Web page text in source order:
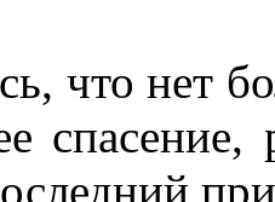
что нет
спасение,